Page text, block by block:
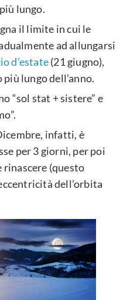
lungo.
il limite in cui le
ad allungarsi
d’estate(21 giugno),
lungo dell’anno.
“sol stat + sistere” e
infatti, è
per 3 giorni, per poi
rinascere (questo
dell’orbita